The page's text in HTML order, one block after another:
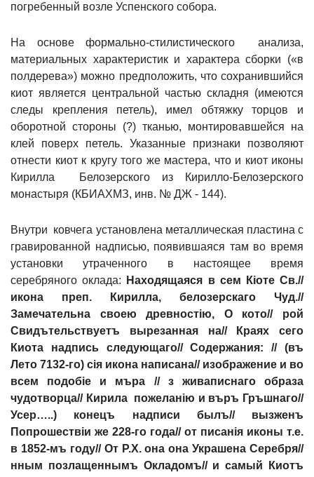
погребенный возле Успенского собора.
На основе формально-стилистического анализа,
материальных характеристик и характера сборки («в
полдерева») можно предположить, что сохранившийся
киот является центральной частью складня (имеются
следы крепления петель), имел обтяжку торцов и
оборотной стороны (?) тканью, монтировавшейся на
клей поверх петель. Указанные признаки позволяют
отнести киот к кругу того же мастера, что и киот иконы
Кирилла Белозерского из Кирилло-Белозерского
монастыря (КБИАХМЗ, инв. № ДЖ - 144).
Внутри ковчега установлена металлическая пластина с
гравированной надписью, появившаяся там во время
установки утраченного в настоящее время
серебряного оклада:
Находящаяся в сем Кiоте Св.//
икона преп. Кирилла, белозерскаго Чуд.//
Замечательна своею древностiю, О кото// рой
Свидътельствуетъ вырезанная на// Краях сего
Киота надпись следующаго// Содержания: // (въ
Лето 7132-го) сiя икона написана// изображение и во
всем подобiе и мъра // з живаписнаго образа
чудотворца// Кирила пожеланiю и въръ Гръшнаго//
Усер…..) конецъ надписи былъ// вызженъ
Попрошествiи же 228-го года// от писанiя иконы т.е.
в 1852-мъ году// От Р.Х. она она Украшена Серебря//
нным позлащеннымъ Окладомъ// и самый Киотъ